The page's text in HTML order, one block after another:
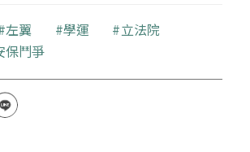
續在學術與政治之間流浪，並嘗試寫
來野人獻曝。
blog.roodo.com/aswing1978
左翼 學運
立法院
保鬥爭